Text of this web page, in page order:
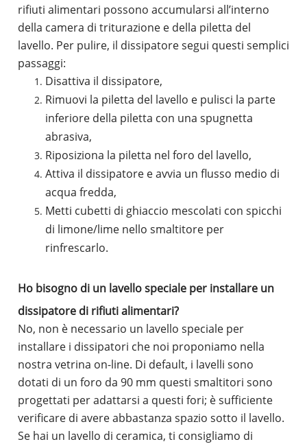
rifiuti alimentari possono accumularsi all’interno
della camera di triturazione e della piletta del
lavello. Per pulire, il dissipatore segui questi semplici
passaggi:
Disattiva il dissipatore,
Rimuovi la piletta del lavello e pulisci la parte
inferiore della piletta con una spugnetta
abrasiva,
Riposiziona la piletta nel foro del lavello,
Attiva il dissipatore e avvia un flusso medio di
acqua fredda,
Metti cubetti di ghiaccio mescolati con spicchi
di limone/lime nello smaltitore per
rinfrescarlo.
Ho bisogno di un lavello speciale per installare un
dissipatore di rifiuti alimentari?
No, non è necessario un lavello speciale per
installare i dissipatori che noi proponiamo nella
nostra vetrina on-line. Di default, i lavelli sono
dotati di un foro da 90 mm questi smaltitori sono
progettati per adattarsi a questi fori; è sufficiente
verificare di avere abbastanza spazio sotto il lavello.
Se hai un lavello di ceramica, ti consigliamo di